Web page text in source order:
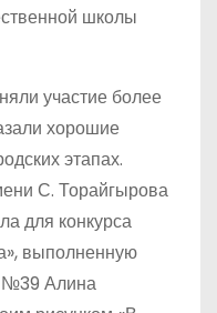
школы
участие более
хорошие
этапах.
С. Торайгырова
для конкурса
выполненную
Алина